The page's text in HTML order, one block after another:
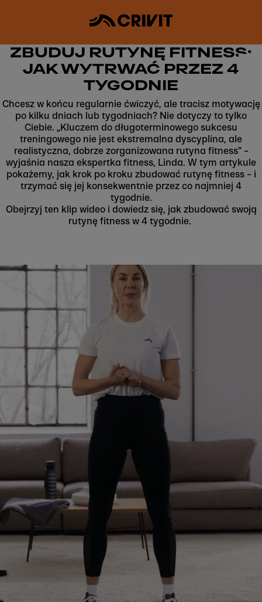
ZBUDUJ RUTYNĘ FITNESS:
JAK WYTRWAĆ PRZEZ 4
TYGODNIE
Chcesz w końcu regularnie ćwiczyć, ale tracisz motywację
po kilku dniach lub tygodniach? Nie dotyczy to tylko
Ciebie. „Kluczem do długoterminowego sukcesu
treningowego nie jest ekstremalna dyscyplina, ale
realistyczna, dobrze zorganizowana rutyna fitness” –
wyjaśnia nasza ekspertka fitness, Linda. W tym artykule
pokażemy, jak krok po kroku zbudować rutynę fitness – i
trzymać się jej konsekwentnie przez co najmniej 4
tygodnie.
Obejrzyj ten klip wideo i dowiedz się, jak zbudować swoją
rutynę fitness w 4 tygodnie.